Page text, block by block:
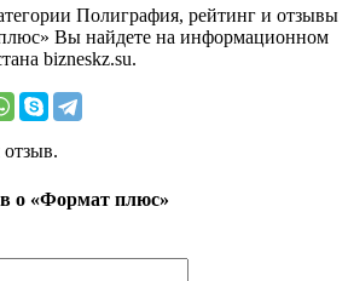
Полиграфия, рейтинг и отзывы
Вы найдете на информационном
bizneskz.su.
о «Формат плюс»